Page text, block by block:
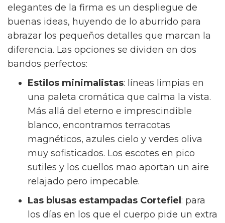
elegantes de la firma es un despliegue de
buenas ideas, huyendo de lo aburrido para
abrazar los pequeños detalles que marcan la
diferencia. Las opciones se dividen en dos
bandos perfectos:
Estilos minimalistas: líneas limpias en
una paleta cromática que calma la vista.
Más allá del eterno e imprescindible
blanco, encontramos terracotas
magnéticos, azules cielo y verdes oliva
muy sofisticados. Los escotes en pico
sutiles y los cuellos mao aportan un aire
relajado pero impecable.
Las blusas estampadas Cortefiel : para
los días en los que el cuerpo pide un extra